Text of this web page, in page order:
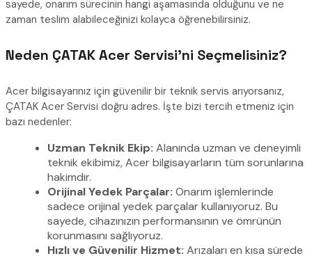
sayede, onarım sürecinin hangi aşamasında olduğunu ve ne
zaman teslim alabileceğinizi kolayca öğrenebilirsiniz.
Neden ÇATAK Acer Servisi’ni Seçmelisiniz?
Acer bilgisayarınız için güvenilir bir teknik servis arıyorsanız,
ÇATAK Acer Servisi doğru adres. İşte bizi tercih etmeniz için
bazı nedenler:
Uzman Teknik Ekip: Alanında uzman ve deneyimli
teknik ekibimiz, Acer bilgisayarların tüm sorunlarına
hakimdir.
Orijinal Yedek Parçalar: Onarım işlemlerinde
sadece orijinal yedek parçalar kullanıyoruz. Bu
sayede, cihazınızın performansının ve ömrünün
korunmasını sağlıyoruz.
Hızlı ve Güvenilir Hizmet: Arızaları en kısa sürede